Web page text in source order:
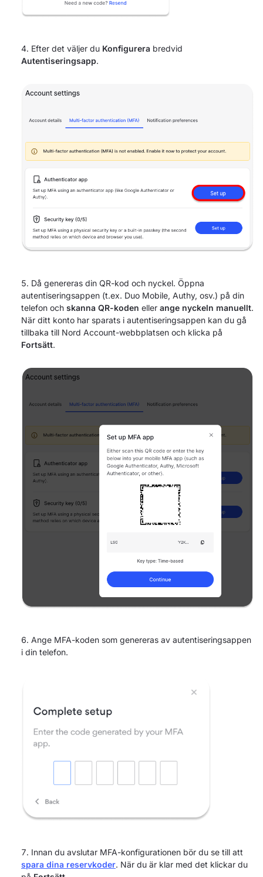
Efter det väljer du Konfigurera bredvid
Autentiseringsapp.
Då genereras din QR-kod och nyckel. Öppna
autentiseringsappen (t.ex. Duo Mobile, Authy, osv.) på din
telefon och skanna QR-koden eller ange nyckeln manuellt.
När ditt konto har sparats i autentiseringsappen kan du gå
tillbaka till Nord Account-webbplatsen och klicka på
Fortsätt.
Ange MFA-koden som genereras av autentiseringsappen
i din telefon.
Innan du avslutar MFA-konfigurationen bör du se till att
spara dina reservkoder. När du är klar med det klickar du